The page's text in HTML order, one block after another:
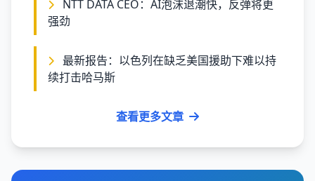
强劲
续打击哈马斯
查看更多文章